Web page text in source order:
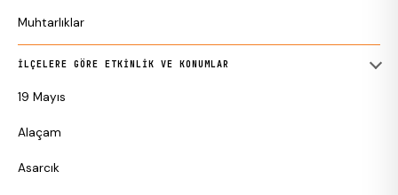
Muhtarlıklar
İLÇELERE GÖRE ETKINLIK VE KONUMLAR
19 Mayıs
Alaçam
Asarcık